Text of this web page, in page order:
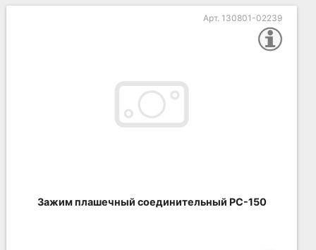
Арт. 130801-02239
Зажим плашечный соединительный РС-150